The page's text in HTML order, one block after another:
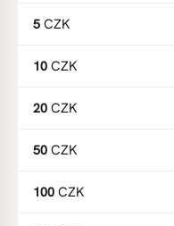
5 CZK
10 CZK
20 CZK
50 CZK
100 CZK